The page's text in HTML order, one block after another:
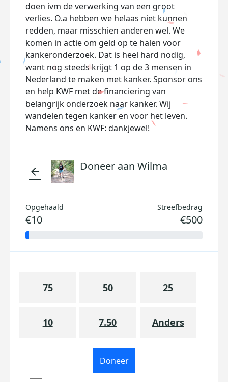
doen ivm de verwerking van een groot
verlies. O.a hebben we helaas niet kunnen
redden, maar misschien anderen wel. We
komen in actie om geld op te halen voor
kankeronderzoek. Dat is heel hard nodig,
want nog steeds krijgt 1 op de 3 mensen in
Nederland te maken met kanker. Sponsor ons
en help KWF met de financiering van
belangrijk onderzoek naar kanker. Wij
wandelen tegen kanker en voor het leven.
Namens ons en KWF: dankjewel!
arrow_back Doneer aan Wilma
Opgehaald
€10
Streefbedrag
€500
75 50 25
10 7.50 Anders
Doneer